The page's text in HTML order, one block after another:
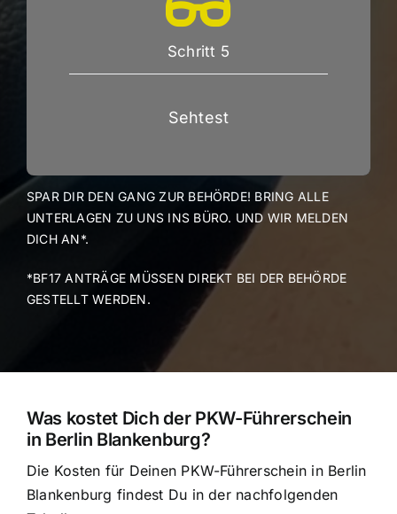
Schritt 5
Sehtest
SPAR DIR DEN GANG ZUR BEHÖRDE! BRING ALLE
UNTERLAGEN ZU UNS INS BÜRO. UND WIR MELDEN
DICH AN*.
*BF17 ANTRÄGE MÜSSEN DIREKT BEI DER BEHÖRDE
GESTELLT WERDEN.
Was kostet Dich der PKW-Führerschein
in Berlin Blankenburg?
Die Kosten für Deinen PKW-Führerschein in Berlin
Blankenburg findest Du in der nachfolgenden